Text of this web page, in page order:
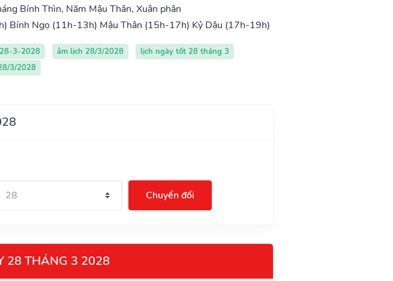
Bính Thìn, Năm Mậu Thân, Xuân phân
Bính Ngọ (11h-13h) Mậu Thân (15h-17h) Kỷ Dậu (17h-19h)
3-2028 âm lịch 28/3/2028
lịch ngày tốt 28 tháng 3
3/2028
Chuyển đổi
28 THÁNG 3 2028